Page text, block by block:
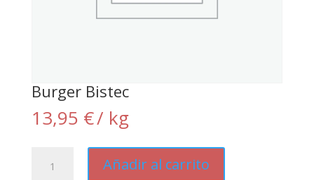
Burger Bistec
13,95 €/ kg
Bistec
Añadir al carrito